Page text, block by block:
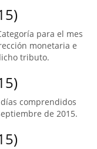
para el mes
monetaria e
tributo.
comprendidos
de 2015.